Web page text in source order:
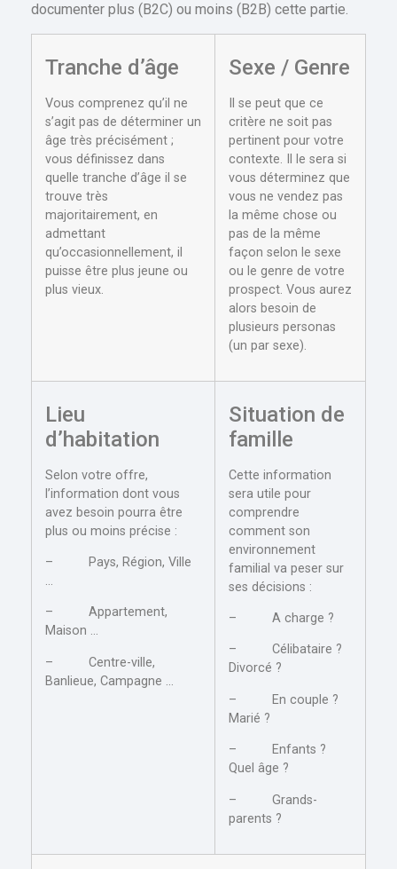
documenter plus (B2C) ou moins (B2B) cette partie.
Tranche d’âge
Vous comprenez qu’il ne
s’agit pas de déterminer un
âge très précisément ;
vous définissez dans
quelle tranche d’âge il se
trouve très
majoritairement, en
admettant
qu’occasionnellement, il
puisse être plus jeune ou
plus vieux.
Sexe / Genre
Il se peut que ce
critère ne soit pas
pertinent pour votre
contexte. Il le sera si
vous déterminez que
vous ne vendez pas
la même chose ou
pas de la même
façon selon le sexe
ou le genre de votre
prospect. Vous aurez
alors besoin de
plusieurs personas
(un par sexe).
Lieu
d’habitation
Selon votre offre,
l’information dont vous
avez besoin pourra être
plus ou moins précise :
– Pays, Région, Ville
…
– Appartement,
Maison …
– Centre-ville,
Banlieue, Campagne …
Situation de
famille
Cette information
sera utile pour
comprendre
comment son
environnement
familial va peser sur
ses décisions :
– A charge ?
– Célibataire ?
Divorcé ?
– En couple ?
Marié ?
– Enfants ?
Quel âge ?
– Grands-
parents ?